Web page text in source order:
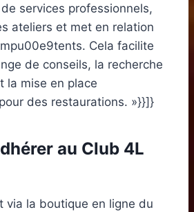
services professionnels,
ateliers et met en relation
Cela facilite
de conseils, la recherche
la mise en place
des restaurations. »}}]}
au Club 4L
via la boutique en ligne du